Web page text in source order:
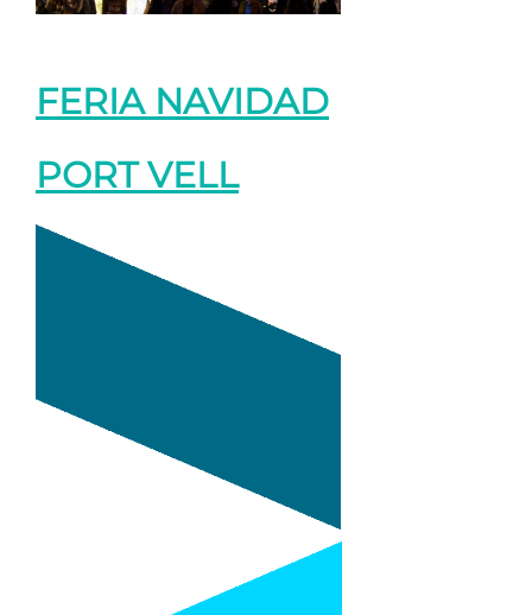
FERIA NAVIDAD
PORT VELL